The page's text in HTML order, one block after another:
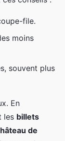
file.
moins
souvent plus
En
les billets
de